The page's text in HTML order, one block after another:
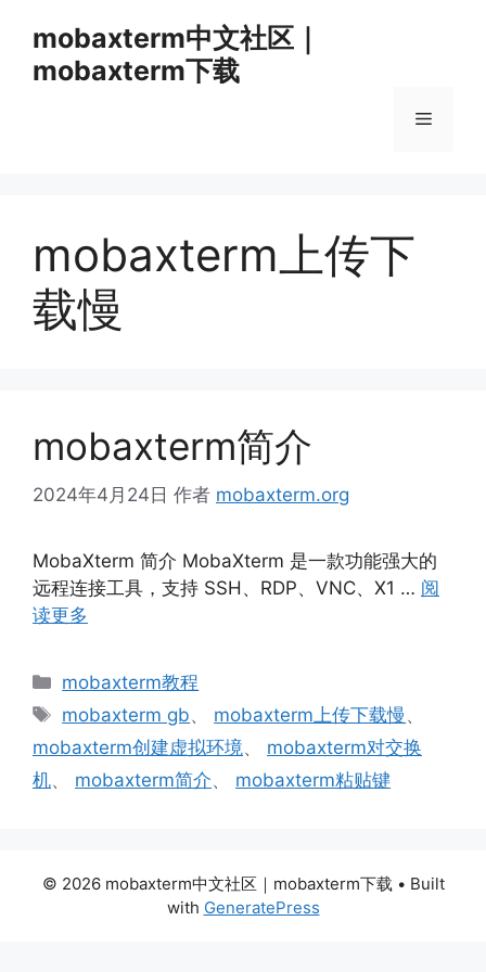
mobaxterm中文社区｜
mobaxterm下载
菜
mobaxterm上传下
载慢
mobaxterm简介
2024年4月24日 作者 mobaxterm.org
MobaXterm 简介 MobaXterm 是一款功能强大的
远程连接工具，支持 SSH、RDP、VNC、X1 … 阅
读更多
分
mobaxterm教程
标
签
mobaxterm gb、 mobaxterm上传下载慢 、
mobaxterm创建虚拟环境、 mobaxterm对交换
机、 mobaxterm简介、 mobaxterm粘贴键
© 2026 mobaxterm中文社区｜mobaxterm下载 • Built
with GeneratePress